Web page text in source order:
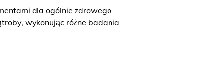
dla ogólnie zdrowego
wykonując różne badania